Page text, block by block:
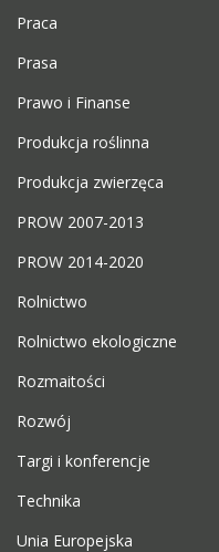
Praca
Prasa
Prawo i Finanse
Produkcja roślinna
Produkcja zwierzęca
PROW 2007-2013
PROW 2014-2020
Rolnictwo
Rolnictwo ekologiczne
Rozmaitości
Rozwój
Targi i konferencje
Technika
Unia Europejska